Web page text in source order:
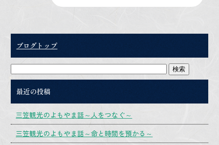
ブログトップ
最近の投稿
三笠観光のよもやま話～人をつなぐ～
三笠観光のよもやま話～命と時間を預かる～